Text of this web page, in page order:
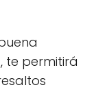
te permitirá